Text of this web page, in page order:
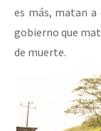
es más, matan a
gobierno que
de muerte.